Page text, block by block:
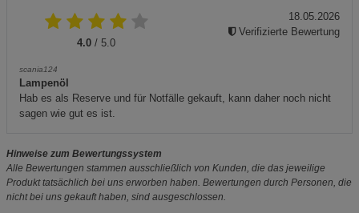
4.0 / 5.0
scania124
Lampenöl
Hab es als Reserve und für Notfälle gekauft, kann daher noch nicht
sagen wie gut es ist.
18.05.2026
Verifizierte Bewertung
Hinweise zum Bewertungssystem
Alle Bewertungen stammen ausschließlich von Kunden, die das jeweilige
Produkt tatsächlich bei uns erworben haben. Bewertungen durch Personen, die
nicht bei uns gekauft haben, sind ausgeschlossen.